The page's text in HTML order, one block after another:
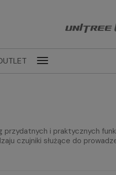
i praktycznych
czujniki służące do